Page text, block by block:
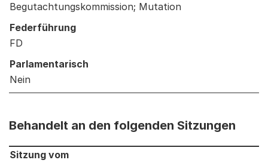
Begutachtungskommission; Mutation
Federführung
FD
Parlamentarisch
Nein
Behandelt an den folgenden Sitzungen
Behandelt an den folgenden Sitzungen: Informationen
Sitzung vom